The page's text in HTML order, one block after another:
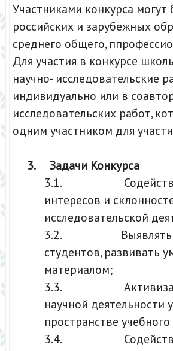
Участниками конкурса
российских и зарубежных
среднего общего,
Для участия в конкурсе
научно- исследовательские
индивидуально или в
исследовательских работ,
одним участником для
3. Задачи Конкурса
3.1.
интересов и
исследовательской
3.2. Выявлять
студентов, развивать
материалом;
3.3. Активизация
научной деятельности
пространстве
3.4. Содействие